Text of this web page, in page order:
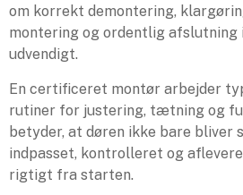
om korrekt demontering,
montering og ordentlig afslutning
udvendigt.
En certificeret montør arbejder
rutiner for justering, tætning og
betyder, at døren ikke bare bliver
indpasset, kontrolleret og
rigtigt fra starten.